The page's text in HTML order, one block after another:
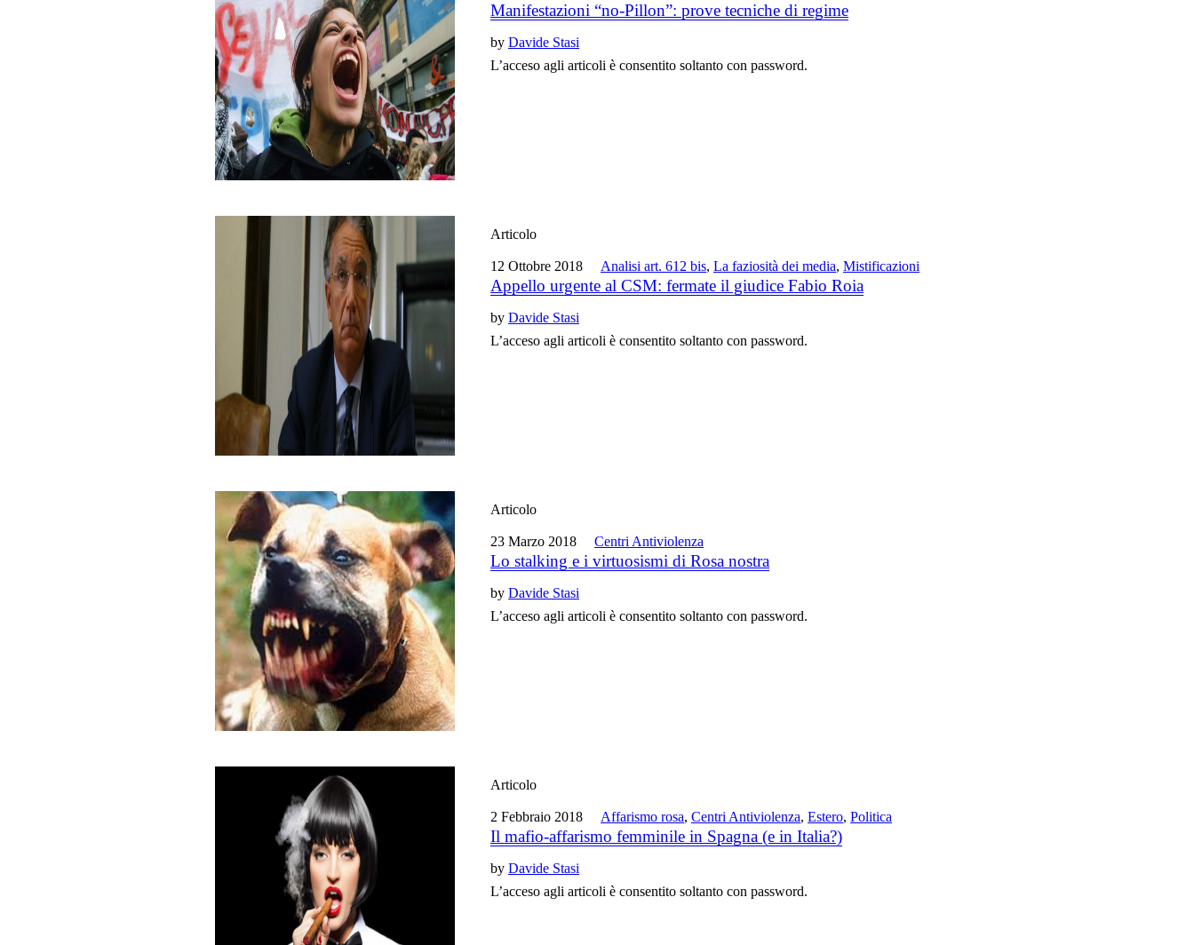
Manifestazioni “no-Pillon”: prove tecniche di regime
byDavide Stasi
L’acceso agli articoli è consentito soltanto con password.
Articolo
12 Ottobre 2018 Analisi art. 612 bis,La faziosità dei media,Mistificazioni
Appello urgente al CSM: fermate il giudice Fabio Roia
byDavide Stasi
L’acceso agli articoli è consentito soltanto con password.
Articolo
23 Marzo 2018 Centri Antiviolenza
Lo stalking e i virtuosismi di Rosa nostra
byDavide Stasi
L’acceso agli articoli è consentito soltanto con password.
Articolo
2 Febbraio 2018 Affarismo rosa,Centri Antiviolenza,Estero,Politica
Il mafio-affarismo femminile in Spagna (e in Italia?)
byDavide Stasi
L’acceso agli articoli è consentito soltanto con password.